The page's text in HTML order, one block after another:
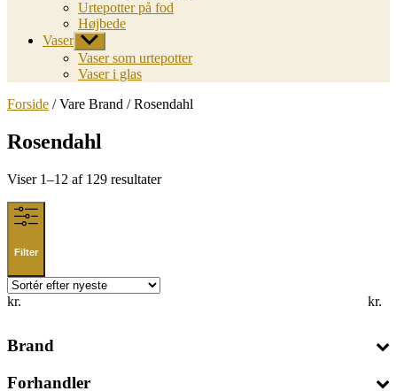
Urtepotter på fod
Højbede
Vaser Vis
undermenu
Vaser som urtepotter
Vaser i glas
Forside / Vare Brand / Rosendahl
Rosendahl
Viser 1–12 af 129 resultaterSorted
Filter
kr. kr.
Brand
Forhandler